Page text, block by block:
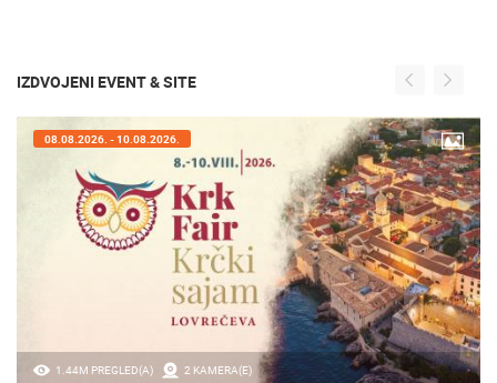
IZDVOJENI EVENT & SITE
1.44M PREGLED(A) 2 KAMERA(E)
08.08.2026. - 10.08.2026.